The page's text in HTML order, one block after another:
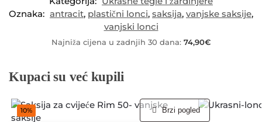
Oznaka: antracit, plastični lonci, saksija, vanjske saksije,
vanjski lonci
Najniža cijena u zadnjih 30 dana: 74,90€
Kupaci su već kupili
10% Brzi pogled